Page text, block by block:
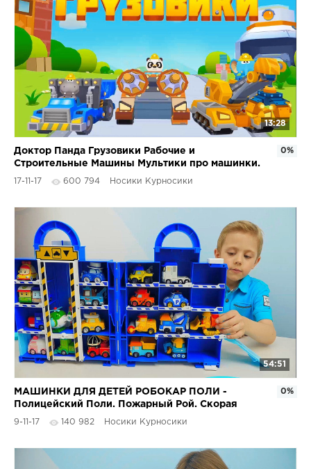
13:28
Доктор Панда Грузовики Рабочие и
Строительные Машины Мультики про машинки.
Dr Panda Trucks
17-11-17 600 794 Носики Курносики
0%
54:51
МАШИНКИ ДЛЯ ДЕТЕЙ РОБОКАР ПОЛИ -
Полицейский Поли. Пожарный Рой. Скорая
помощь Эмбер. Robocar Poli
9-11-17 140 982 Носики Курносики
0%